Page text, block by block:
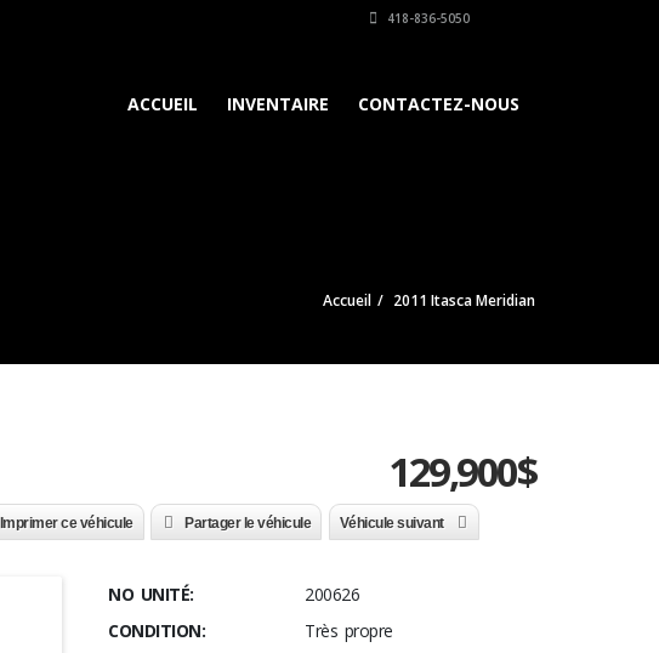
418-836-5050
ACCUEIL INVENTAIRE CONTACTEZ-NOUS
Accueil 2011 Itasca Meridian
129,900$
Imprimer ce véhicule Partager le véhicule Véhicule suivant
NO UNITÉ:
200626
CONDITION:
Très propre